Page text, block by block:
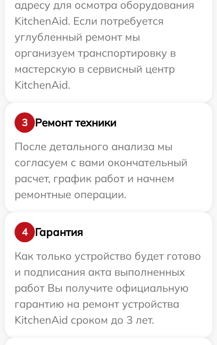
адресу для осмотра оборудования
KitchenAid. Если потребуется
углубленный ремонт мы
организуем транспортировку в
мастерскую в сервисный центр
KitchenAid.
3
Ремонт техники
После детального анализа мы
согласуем с вами окончательный
расчет, график работ и начнем
ремонтные операции.
4
Гарантия
Как только устройство будет готово
и подписания акта выполненных
работ Вы получите официальную
гарантию на ремонт устройства
KitchenAid сроком до 3 лет.